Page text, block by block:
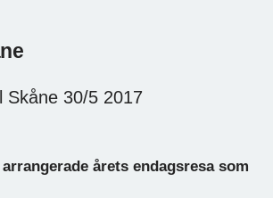
Skåne 30/5 2017
årets endagsresa som